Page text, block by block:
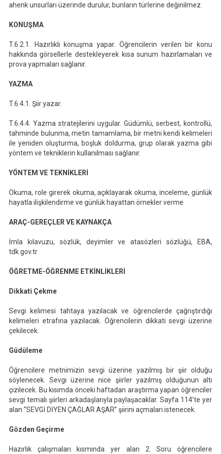
ahenk unsurları üzerinde durulur, bunların türlerine değinilmez.
KONUŞMA
T.6.2.1. Hazırlıklı konuşma yapar. Öğrencilerin verilen bir konu
hakkında görsellerle destekleyerek kısa sunum hazırlamaları ve
prova yapmaları sağlanır.
YAZMA
T.6.4.1. Şiir yazar.
T.6.4.4. Yazma stratejilerini uygular. Güdümlü, serbest, kontrollü,
tahminde bulunma, metin tamamlama, bir metni kendi kelimeleri
ile yeniden oluşturma, boşluk doldurma, grup olarak yazma gibi
yöntem ve tekniklerin kullanılması sağlanır.
YÖNTEM VE TEKNİKLERİ
Okuma, role girerek okuma, açıklayarak okuma, inceleme, günlük
hayatla ilişkilendirme ve günlük hayattan örnekler verme
ARAÇ-GEREÇLER VE KAYNAKÇA
İmla kılavuzu, sözlük, deyimler ve atasözleri sözlüğü, EBA,
tdk.gov.tr
ÖĞRETME-ÖĞRENME ETKİNLİKLERİ
Dikkati Çekme
Sevgi kelimesi tahtaya yazılacak ve öğrencilerde çağrıştırdığı
kelimeleri etrafına yazılacak. Öğrencilerin dikkati sevgi üzerine
çekilecek.
Güdüleme
Öğrencilere metnimizin sevgi üzerine yazılmış bir şiir olduğu
söylenecek. Sevgi üzerine nice şiirler yazılmış olduğunun altı
çizilecek. Bu kısımda önceki haftadan araştırma yapan öğrenciler
sevgi temalı şiirleri arkadaşlarıyla paylaşacaklar. Sayfa 114’te yer
alan “SEVGİ DİYEN ÇAĞLAR AŞAR” şiirini açmaları istenecek.
Gözden Geçirme
Hazırlık çalışmaları kısmında yer alan 2. Soru öğrencilere